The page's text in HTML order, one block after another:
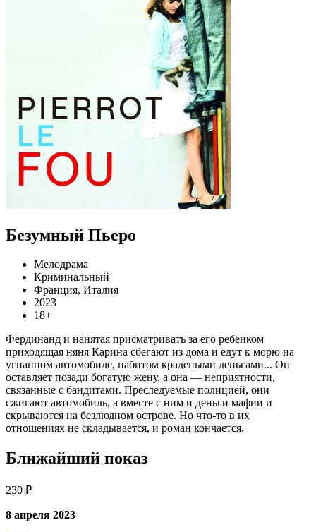
Безумный Пьеро
Мелодрама
Криминальный
Франция, Италия
2023
18+
Фердинанд и нанятая присматривать за его ребенком
приходящая няня Карина сбегают из дома и едут к морю на
угнанном автомобиле, набитом крадеными деньгами... Он
оставляет позади богатую жену, а она — неприятности,
связанные с бандитами. Преследуемые полицией, они
сжигают автомобиль, а вместе с ним и деньги мафии и
скрываются на безлюдном острове. Но что-то в их
отношениях не складывается, и роман кончается.
Ближайший показ
230 ₽
8 апреля 2023